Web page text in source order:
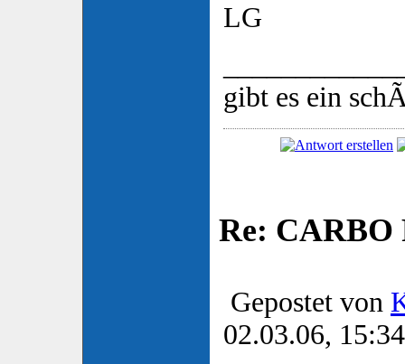
LG
gibt es ein
Re: CARBO
Gepostet von
02.03.06, 15:34